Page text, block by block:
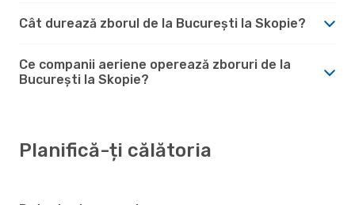
Cât durează zborul de la București la Skopie?
Ce companii aeriene operează zboruri de la
București la Skopie?
Planifică-ți călătoria